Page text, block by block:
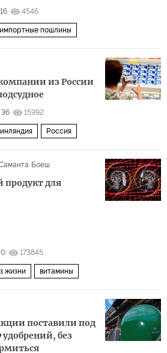
16 4546
импортные пошлины
из России
36 15992
Россия
Боеш
продукт для
0 173845
жизни витамины
поставили под
без